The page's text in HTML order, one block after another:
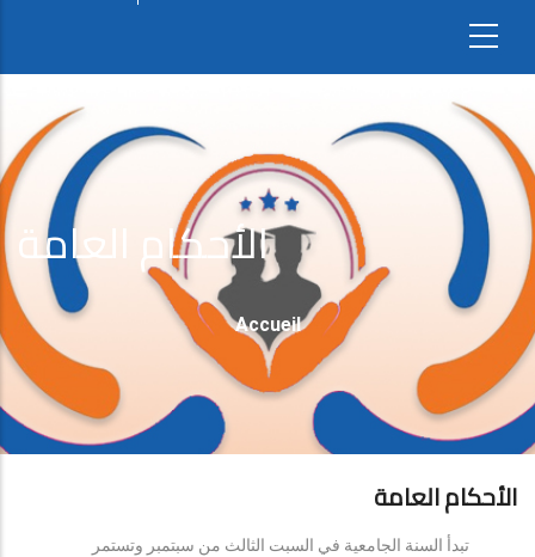
الأحكام العامة
Fil
D'Ariane
Accueil
الأحكام العامة
تبدأ السنة الجامعية في السبت الثالث من سبتمبر وتستمر